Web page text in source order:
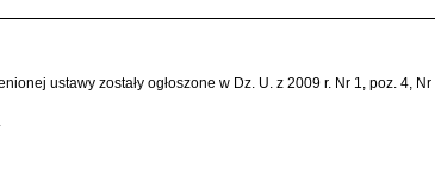
ustawy zostały ogłoszone w Dz. U. z 2009 r. Nr 1, poz. 4,